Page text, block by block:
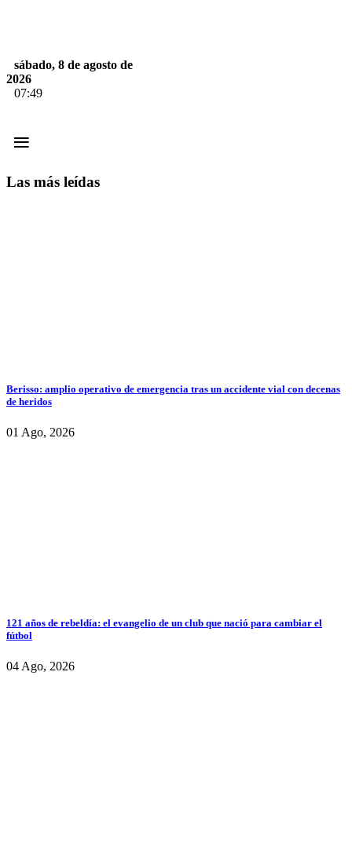
sábado, 8 de agosto de
2026
07:49
≡
Las más leídas
Berisso: amplio operativo de emergencia tras un accidente vial con decenas
de heridos
01 Ago, 2026
121 años de rebeldía: el evangelio de un club que nació para cambiar el
fútbol
04 Ago, 2026